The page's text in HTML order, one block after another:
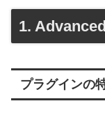
1.
プラグインの